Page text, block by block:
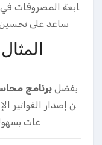
ابعة المصروفات
ساعد على تحسين
بفضل برنامج
ن إصدار الفواتير
عات